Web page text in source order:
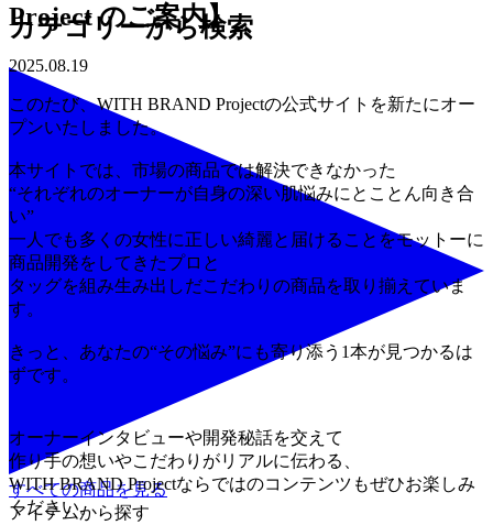
カテゴリーから検索
すべての商品を見る
アイテムから探す
Project のご案内】
2025.08.19
このたび、WITH BRAND Projectの公式サイトを新たにオー
プンいたしました。
本サイトでは、市場の商品では解決できなかった
“それぞれのオーナーが自身の深い肌悩みにとことん向き合
い”
一人でも多くの女性に正しい綺麗と届けることをモットーに
商品開発をしてきたプロと
タッグを組み生み出しだこだわりの商品を取り揃えていま
す。
きっと、あなたの“その悩み”にも寄り添う1本が見つかるは
ずです。
オーナーインタビューや開発秘話を交えて
作り手の想いやこだわりがリアルに伝わる、
WITH BRAND Projectならではのコンテンツもぜひお楽しみ
ください。